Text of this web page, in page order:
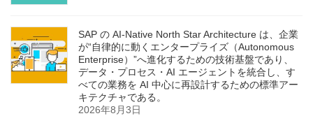
SAP の AI‑Native North Star Architecture は、企業
が“自律的に動くエンタープライズ（Autonomous
Enterprise）”へ進化するための技術基盤であり、
データ・プロセス・AI エージェントを統合し、す
べての業務を AI 中心に再設計するための標準アー
キテクチャである。
2026年8月3日